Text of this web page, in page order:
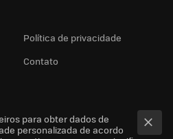
Política de privacidade
Contato
para obter dados de
personalizada de acordo